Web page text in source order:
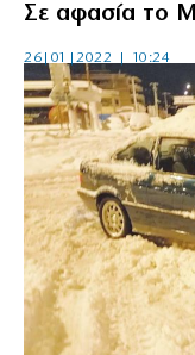
Σε αφασία το
26|01|2022 | 10:24